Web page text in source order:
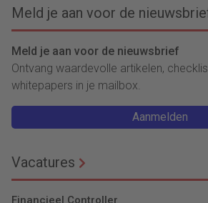
Meld je aan voor de
Meld je aan voor de nieuwsbrief
Ontvang waardevolle artikelen,
whitepapers in je mailbox.
Aanmelden
Vacatures
Financieel Controller